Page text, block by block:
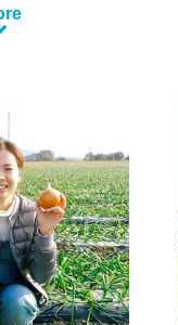
詰まった野菜
同じ野菜でも
旬（真っ盛
化していく味
けたらと考え